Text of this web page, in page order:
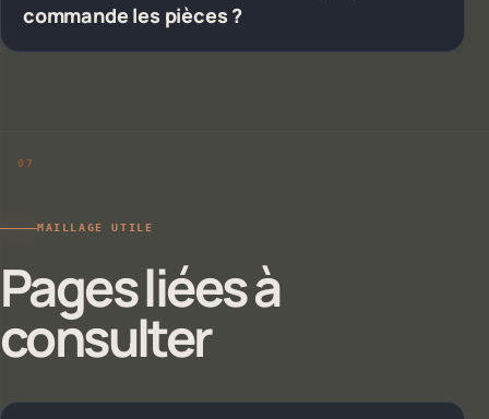
commande les pièces ?
MAILLAGE UTILE
Pages liées à
consulter